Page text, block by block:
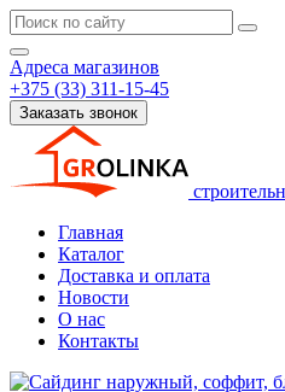
Адреса магазинов
+375 (33) 311-15-45
Заказать звонок
Главная
Каталог
Доставка и оплата
Новости
О нас
Контакты